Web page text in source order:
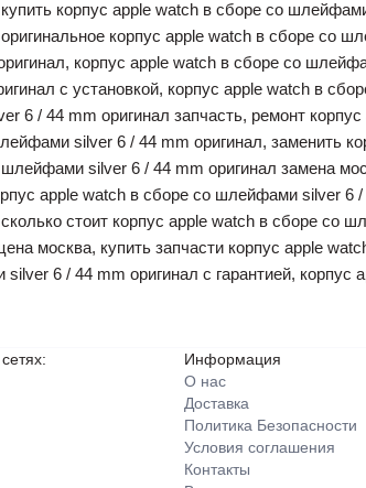
корпус apple watch в сборе со
корпус apple watch в сборе со
корпус apple watch в сборе со
с установкой, корпус apple watch в
6 / 44 mm оригинал запчасть, ремонт
silver 6 / 44 mm оригинал, заменить
silver 6 / 44 mm оригинал замена
apple watch в сборе со шлейфами silver 6 /
стоит корпус apple watch в сборе со
москва, купить запчасти корпус apple
6 / 44 mm оригинал с гарантией,
Информация
О нас
Доставка
Политика Безопасности
Условия соглашения
Контакты